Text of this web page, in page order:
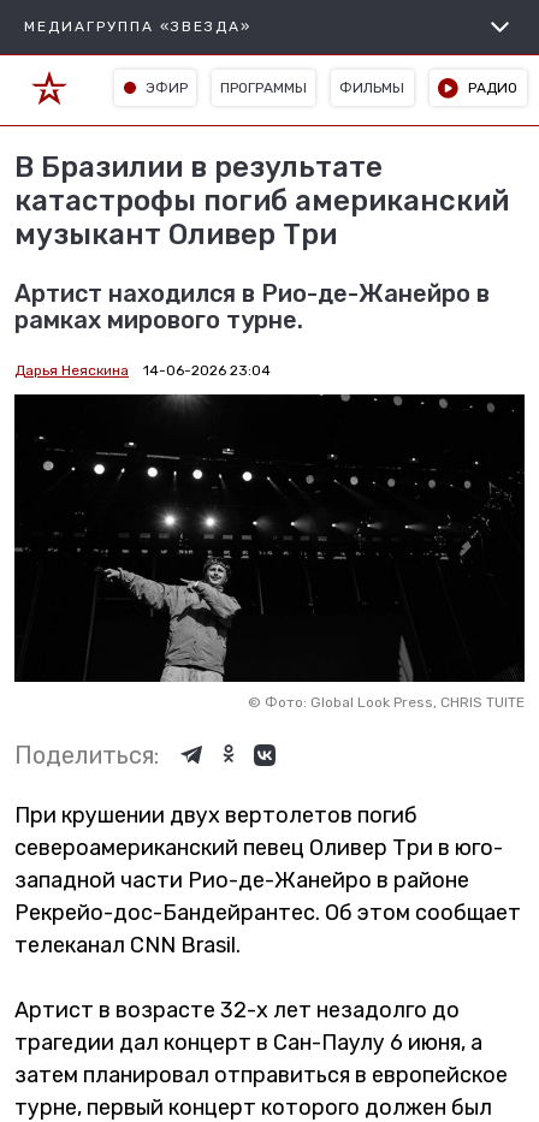
МЕДИАГРУППА «ЗВЕЗДА»
ЭФИР ПРОГРАММЫ ФИЛЬМЫ РАДИО
В Бразилии в результате
катастрофы погиб американский
музыкант Оливер Три
Артист находился в Рио-де-Жанейро в
рамках мирового турне.
Дарья Неяскина 14-06-2026 23:04
© Фото: Global Look Press, CHRIS TUITE
Поделиться:
При крушении двух вертолетов погиб
североамериканский певец Оливер Три в юго-
западной части Рио-де-Жанейро в районе
Рекрейо-дос-Бандейрантес. Об этом сообщает
телеканал CNN Brasil.
Артист в возрасте 32-х лет незадолго до
трагедии дал концерт в Сан-Паулу 6 июня, а
затем планировал отправиться в европейское
турне, первый концерт которого должен был